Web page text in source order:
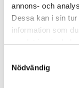
annons- och
Dessa kan i sin
information som
Nödvändig
24x24 cm
6x25 cm
Små (5 - 20 cm)
ca 10x(1)
Sortera